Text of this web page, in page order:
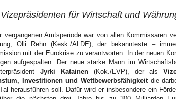
für Wirtschaft und
vergangenen Amtsperiode war von allen Kommissaren
Olli Rehn (Kesk./ALDE), der bekannteste –
mit der Eurokrise zu verantworten. In der neuen
aufgespalten. Der neue starke Mann im
Jyrki Katainen (Kok./EVP), der als
Investitionen und Wettbewerbsfähigkeitdie
herausführen soll. Dafür wird er insbesondere ein